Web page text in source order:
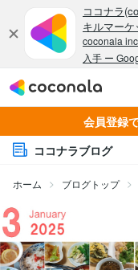
会員登録
ココナラブログ
ホーム ブログトップ